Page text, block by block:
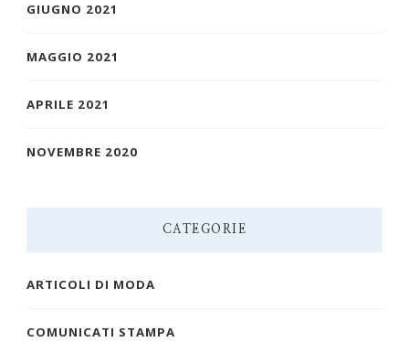
GIUGNO 2021
MAGGIO 2021
APRILE 2021
NOVEMBRE 2020
CATEGORIE
ARTICOLI DI MODA
COMUNICATI STAMPA